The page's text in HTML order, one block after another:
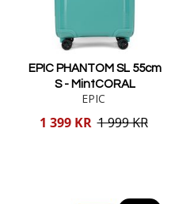
EPIC PHANTOM SL 55cm
S - MintCORAL
EPIC
Reducerat
1 399 KR 1 999 KR